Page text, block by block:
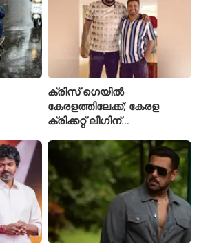
ക്രിസ് ഗെയിൽ
കേരളത്തിലേക്ക്; കേരള
ക്രിക്കറ്റ് ലീഗിന്
താരങ്ങൾക്ക് പരിശീലനം
നൽകും